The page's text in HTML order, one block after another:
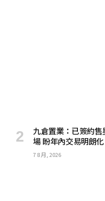
九倉置業：已簽約
場 盼年內交易明朗化
7 8 月, 2026